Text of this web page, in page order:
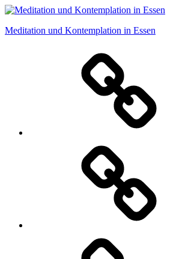
Zum
springen
Meditation und Kontemplation in Essen